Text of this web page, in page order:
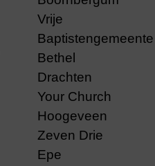
Vrije
Baptistengemeente
Bethel
Drachten
Your Church
Hoogeveen
Zeven Drie
Epe